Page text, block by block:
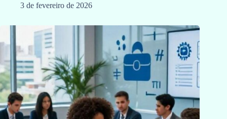
3 de fevereiro de 2026